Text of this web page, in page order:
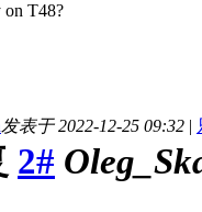
on T48?
发表于 2022-12-25 09:32 |
2#